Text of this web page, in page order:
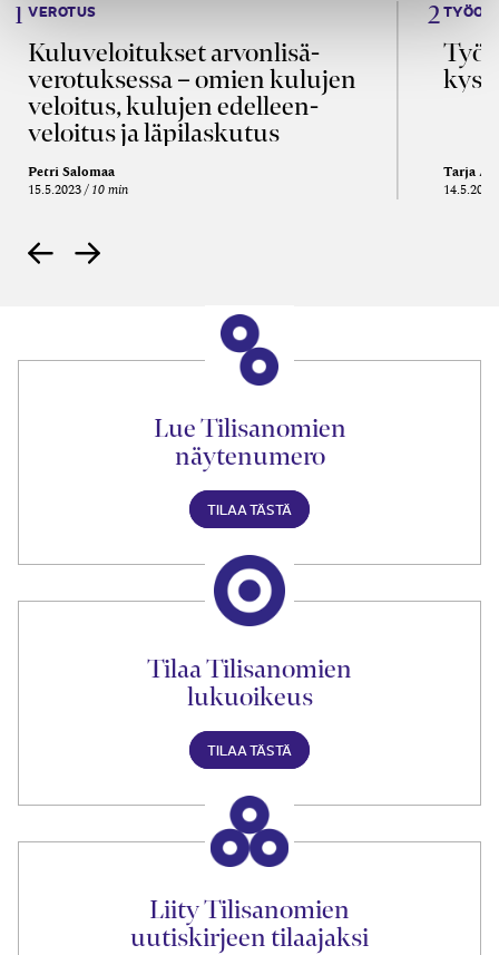
VEROTUS
Kulu­veloitukset arvon­lisä­
verotuksessa – omien kulujen
veloitus, kulujen edelleen­
veloitus ja läpi­laskutus
Petri Salomaa
15.5.2023 10 min
Tarja
14.5.2021
Lue Tilisanomien
näytenumero
TILAA TÄSTÄ
Tilaa Tilisanomien
lukuoikeus
TILAA TÄSTÄ
Liity Tilisanomien
uutiskirjeen tilaajaksi